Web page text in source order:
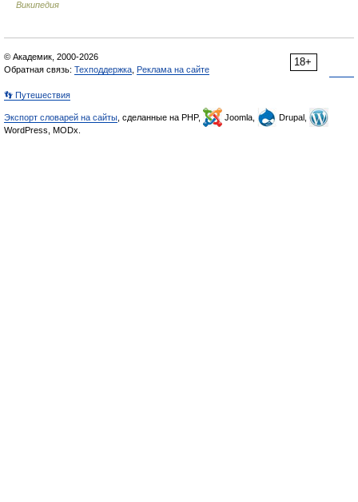
Википедия
18+
© Академик, 2000-2026
Обратная связь: Техподдержка Реклама на сайте
👣 Путешествия
Экспорт словарей на сайты , сделанные на PHP, Joomla,
Drupal,
WordPress, MODx.